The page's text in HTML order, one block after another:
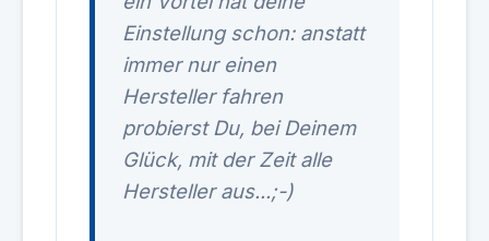
Einstellung schon: anstatt
immer nur einen
Hersteller fahren
probierst Du, bei Deinem
Glück, mit der Zeit alle
Hersteller aus...;-)